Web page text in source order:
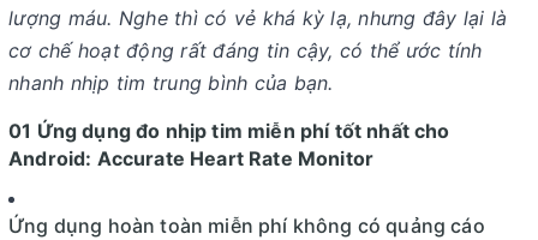
lượng máu. Nghe thì có vẻ khá kỳ lạ, nhưng đây lại là
cơ chế hoạt động rất đáng tin cậy, có thể ước tính
nhanh nhịp tim trung bình của bạn.
01 Ứng dụng đo nhịp tim miễn phí tốt nhất cho
Android: Accurate Heart Rate Monitor
Ứng dụng hoàn toàn miễn phí không có quảng cáo